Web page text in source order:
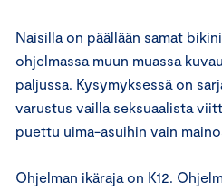
Naisilla on päällään samat
ohjelmassa muun muassa
paljussa. Kysymyksessä on
varustus vailla seksuaalista
puettu uima-asuihin vain
Ohjelman ikäraja on K12.